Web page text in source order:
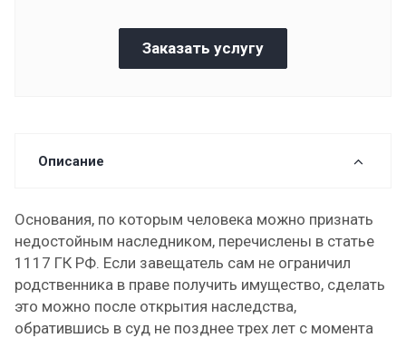
Заказать услугу
Описание
Основания, по которым человека можно признать
недостойным наследником, перечислены в статье
1117 ГК РФ. Если завещатель сам не ограничил
родственника в праве получить имущество, сделать
это можно после открытия наследства,
обратившись в суд не позднее трех лет с момента